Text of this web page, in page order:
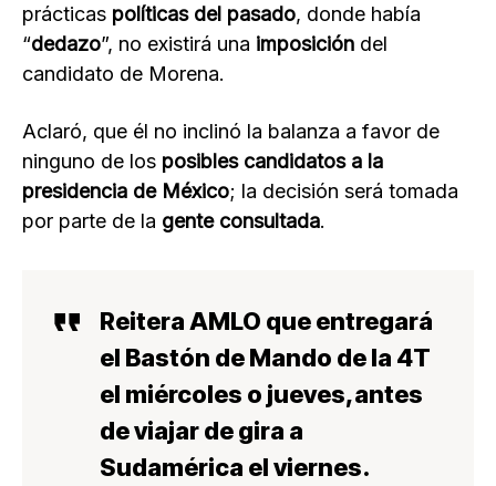
prácticas políticas del pasado, donde había
“dedazo”, no existirá una imposición del
candidato de Morena.
Aclaró, que él no inclinó la balanza a favor de
ninguno de los posibles candidatos a la
presidencia de México; la decisión será tomada
por parte de la gente consultada.
Reitera AMLO que entregará
el Bastón de Mando de la 4T
el miércoles o jueves,antes
de viajar de gira a
Sudamérica el viernes.